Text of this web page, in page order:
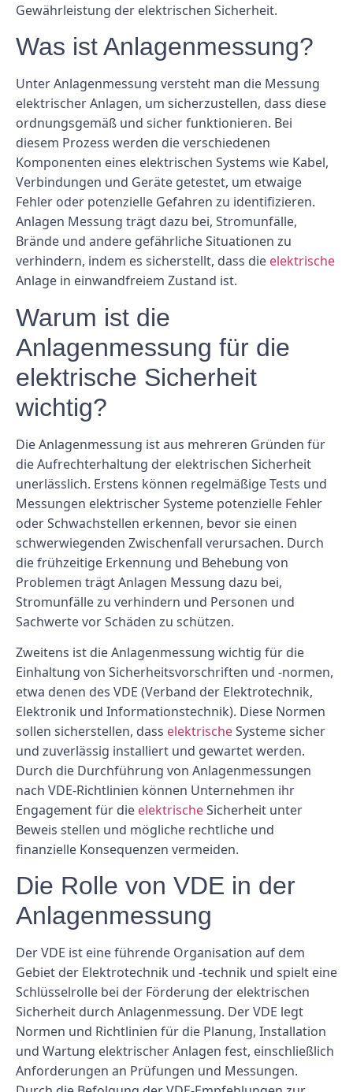
Gewährleistung der elektrischen Sicherheit.
Was ist Anlagenmessung?
Unter Anlagenmessung versteht man die Messung
elektrischer Anlagen, um sicherzustellen, dass diese
ordnungsgemäß und sicher funktionieren. Bei
diesem Prozess werden die verschiedenen
Komponenten eines elektrischen Systems wie Kabel,
Verbindungen und Geräte getestet, um etwaige
Fehler oder potenzielle Gefahren zu identifizieren.
Anlagen Messung trägt dazu bei, Stromunfälle,
Brände und andere gefährliche Situationen zu
verhindern, indem es sicherstellt, dass die elektrische
Anlage in einwandfreiem Zustand ist.
Warum ist die
Anlagenmessung für die
elektrische Sicherheit
wichtig?
Die Anlagenmessung ist aus mehreren Gründen für
die Aufrechterhaltung der elektrischen Sicherheit
unerlässlich. Erstens können regelmäßige Tests und
Messungen elektrischer Systeme potenzielle Fehler
oder Schwachstellen erkennen, bevor sie einen
schwerwiegenden Zwischenfall verursachen. Durch
die frühzeitige Erkennung und Behebung von
Problemen trägt Anlagen Messung dazu bei,
Stromunfälle zu verhindern und Personen und
Sachwerte vor Schäden zu schützen.
Zweitens ist die Anlagenmessung wichtig für die
Einhaltung von Sicherheitsvorschriften und -normen,
etwa denen des VDE (Verband der Elektrotechnik,
Elektronik und Informationstechnik). Diese Normen
sollen sicherstellen, dass elektrischeSysteme sicher
und zuverlässig installiert und gewartet werden.
Durch die Durchführung von Anlagenmessungen
nach VDE-Richtlinien können Unternehmen ihr
Engagement für die elektrischeSicherheit unter
Beweis stellen und mögliche rechtliche und
finanzielle Konsequenzen vermeiden.
Die Rolle von VDE in der
Anlagenmessung
Der VDE ist eine führende Organisation auf dem
Gebiet der Elektrotechnik und -technik und spielt eine
Schlüsselrolle bei der Förderung der elektrischen
Sicherheit durch Anlagenmessung. Der VDE legt
Normen und Richtlinien für die Planung, Installation
und Wartung elektrischer Anlagen fest, einschließlich
Anforderungen an Prüfungen und Messungen.